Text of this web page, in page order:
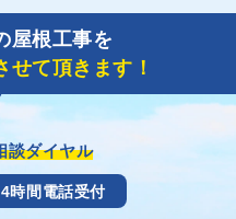
ック(※)申込みフォーム
で送信してください。
認できた日時から翌月末
だきます。
契約金額によって異なり
屋根工事を
せて頂きます！
談ダイヤル
時間電話受付